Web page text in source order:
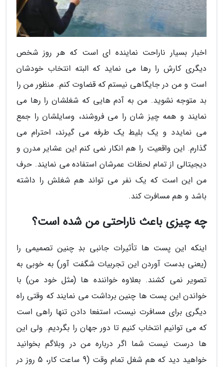
اخبار بسیار ناراحت نماینده ای است که هر روز شخص
دیگری کارش را رها می نماید که البته انتخاب خودشان
است و من در جایگاهی نیستم که قضاوت کنم. منظور من را
بد متوجه نشوید. من به آدم هایی که شغلشان را رها می
نمایند و همه چیز شان را می فروشند، وسایلشان را جمع
می نمایدد و یک بلیط یک طرفه می گیرند، احترام می
گذارم. این واقعیت را هم انکار نمی کنم این عشایر مدرن و
دیجیتالی از تمام لحظات عمرشان استفاده می نمایند. حرف
من این است که یک نفر می تواند هم شغلش را داشته
باشد و هم مسافرت کند.
چه چیزی باعث ناراحتی من شده است؟
اینکه این پست ها تأثیرات جانبی بدِ چنین تصمیمی را
(یعنی بدست آوردن این تجربیات شگفت آور) به خوبی به
تصویر نمی کشند. بعلاوه خواننده ها (مثل خود من) با
خواندن این پست ها چنین برداشت می نمایند که وقتی راه
دیگری برای مسافرت نیست، استفعا دادن تنها راهی است
که می توانیم انتخاب کنیم تا دور جهان را بگردیم. ولی این
ها درست نیست شما اگر درباره من در وبلاگم بخوانید
خواهید دید که هم شغل تمام وقت (9 ساعت کار، 5 روز در